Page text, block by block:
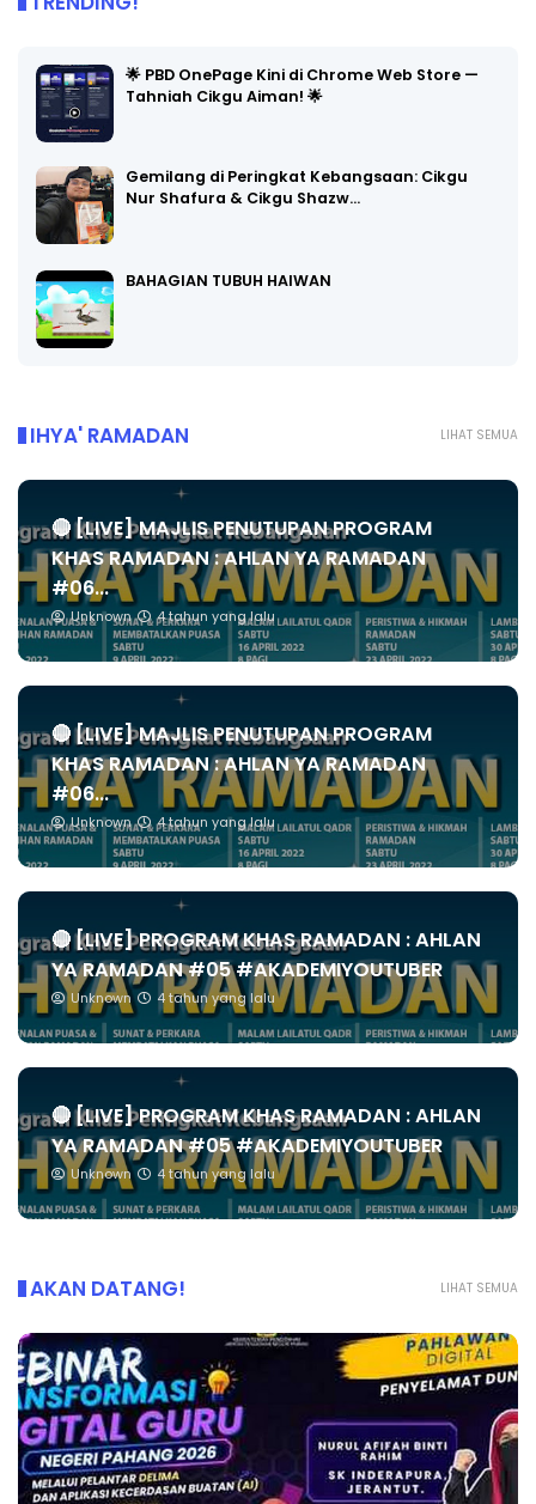
🌟 PBD OnePage Kini di Chrome Web Store —
Tahniah Cikgu Aiman! 🌟
Gemilang di Peringkat Kebangsaan: Cikgu
Nur Shafura & Cikgu Shazw…
BAHAGIAN TUBUH HAIWAN
LIHAT SEMUA
IHYA' RAMADAN
🔴 [LIVE] MAJLIS PENUTUPAN PROGRAM
KHAS RAMADAN : AHLAN YA RAMADAN
#06...
Unknown 4 tahun yang lalu
🔴 [LIVE] MAJLIS PENUTUPAN PROGRAM
KHAS RAMADAN : AHLAN YA RAMADAN
#06...
Unknown 4 tahun yang lalu
🔴 [LIVE] PROGRAM KHAS RAMADAN : AHLAN
YA RAMADAN #05 #AKADEMIYOUTUBER
Unknown 4 tahun yang lalu
🔴 [LIVE] PROGRAM KHAS RAMADAN : AHLAN
YA RAMADAN #05 #AKADEMIYOUTUBER
Unknown 4 tahun yang lalu
LIHAT SEMUA
AKAN DATANG!